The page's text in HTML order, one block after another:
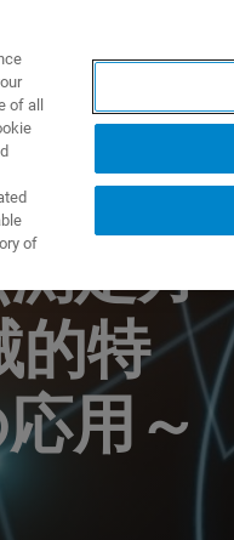
定方
的特
用～
of all
of